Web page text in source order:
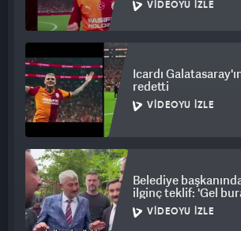
VIDEOYU İZLE
Icardı
redetti
VIDEOYU İZLE
Belediye
ilginç teklif: 'Gel
VIDEOYU İZLE